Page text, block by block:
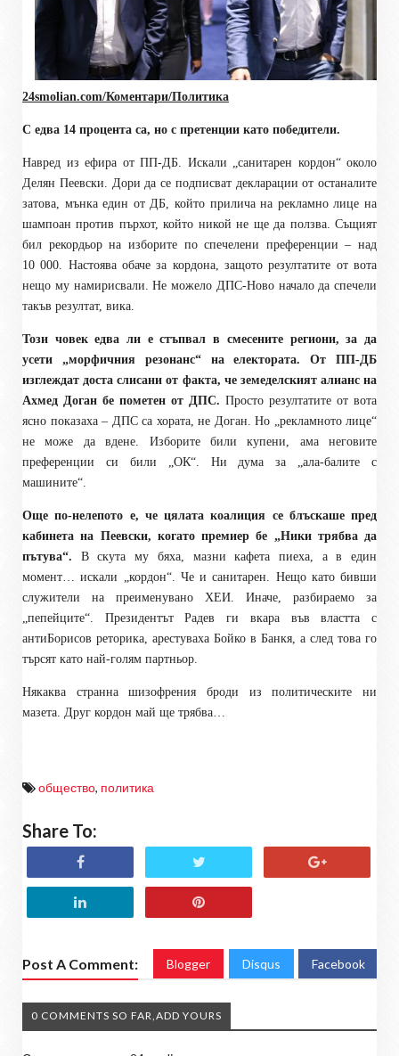
24smolian.com/Коментари/Политика
С едва 14 процента са, но с претенции като победители.
Навред из ефира от ПП-ДБ. Искали „санитарен кордон“ около
Делян Пеевски. Дори да се подписват декларации от останалите
затова, мънка един от ДБ, който прилича на рекламно лице на
шампоан против пърхот, който никой не ще да ползва. Същият
бил рекордьор на изборите по спечелени преференции – над
10 000. Настоява обаче за кордона, защото резултатите от вота
нещо му намирисвали. Не можело ДПС-Ново начало да спечели
такъв резултат, вика.
Този човек едва ли е стъпвал в смесените региони, за да
усети „морфичния резонанс“ на електората. От ПП-ДБ
изглеждат доста слисани от факта, че земеделският алианс на
Ахмед Доган бе пометен от ДПС. Просто резултатите от вота
ясно показаха – ДПС са хората, не Доган. Но „рекламното лице“
не може да вдене. Изборите били купени, ама неговите
преференции си били „ОК“. Ни дума за „ала-балите с
машините“.
Още по-нелепото е, че цялата коалиция се блъскаше пред
кабинета на Пеевски, когато премиер бе „Ники трябва да
пътува“. В скута му бяха, мазни кафета пиеха, а в един
момент… искали „кордон“. Че и санитарен. Нещо като бивши
служители на преименувано ХЕИ. Иначе, разбираемо за
„пепейците“. Президентът Радев ги вкара във властта с
антиБорисов реторика, арестуваха Бойко в Банкя, а след това го
търсят като най-голям партньор.
Някаква странна шизофрения броди из политическите ни
мазета. Друг кордон май ще трябва…
общество, политика
Share To:
Post A Comment: Blogger Disqus Facebook
0 COMMENTS SO FAR,ADD YOURS